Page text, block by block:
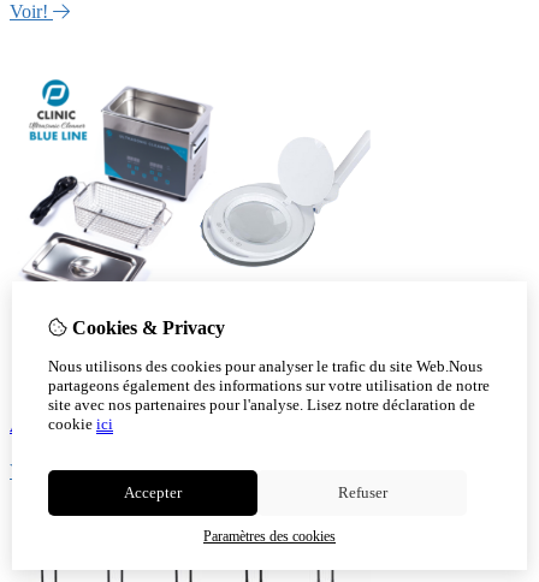
Voir!
Aparail
Voir!
Cookies & Privacy
Nous utilisons des cookies pour analyser le trafic du site Web.Nous
partageons également des informations sur votre utilisation de notre
site avec nos partenaires pour l'analyse. Lisez notre déclaration de
cookie ici
Accepter Refuser
Paramètres des cookies